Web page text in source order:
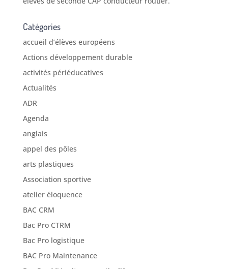
Catégories
accueil d’élèves européens
Actions développement durable
activités périéducatives
Actualités
ADR
Agenda
anglais
appel des pôles
arts plastiques
Association sportive
atelier éloquence
BAC CRM
Bac Pro CTRM
Bac Pro logistique
BAC Pro Maintenance